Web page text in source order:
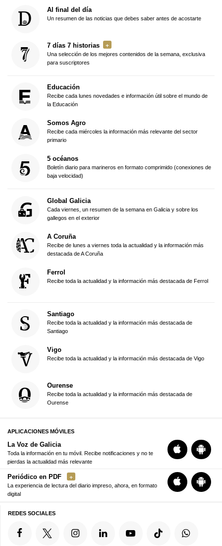
Al final del día
Un resumen de las noticias que debes saber antes de acostarte
7 días 7 historias
Una selección de los mejores contenidos de la semana, exclusiva
para suscriptores
Educación
Recibe cada lunes novedades e información útil sobre el mundo de
la Educación
Somos Agro
Recibe cada miércoles la información más relevante del sector
primario
5 océanos
Boletín diario para marineros en formato comprimido (conexiones de
baja velocidad)
Global Galicia
Cada viernes, un resumen de la semana en Galicia y sobre los
gallegos en el exterior
A Coruña
Recibe de lunes a viernes toda la actualidad y la información más
destacada de A Coruña
Ferrol
Recibe toda la actualidad y la información más destacada de Ferrol
Santiago
Recibe toda la actualidad y la información más destacada de
Santiago
Vigo
Recibe toda la actualidad y la información más destacada de Vigo
Ourense
Recibe toda la actualidad y la información más destacada de
Ourense
APLICACIONES MÓVILES
La Voz de Galicia
Toda la información en tu móvil. Recibe notificaciones y no te
pierdas la actualidad más relevante
Periódico en PDF
La experiencia de lectura del diario impreso, ahora, en formato
digital
REDES SOCIALES